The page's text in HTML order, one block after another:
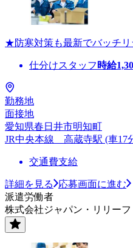
★防寒対策も最新でバッチ
仕分けスタッフ 時給
勤務地
面接地
愛知県春日井市明知町
JR中央本線 高蔵寺駅 (車17
交通費支給
詳細を見る
応募画面に進む
派遣労働者
株式会社ジャパン・リリーフ